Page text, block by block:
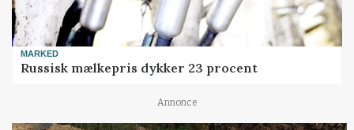
MARKED
Russisk mælkepris dykker 23 procent
Annonce